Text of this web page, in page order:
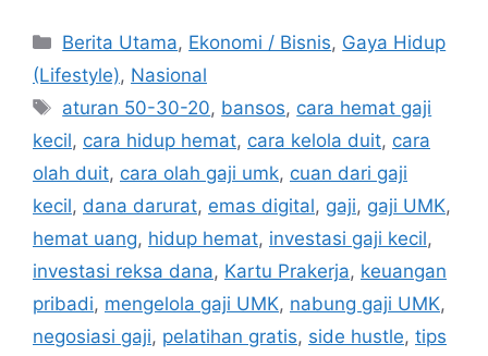
C
e
g
o
r
s
Berita Utama, Ekonomi / Bisnis, Gaya Hidup
(Lifestyle), Nasional
T
a
s
aturan 50-30-20, bansos, cara hemat gaji
kecil, cara hidup hemat, cara kelola duit, cara
olah duit, cara olah gaji umk, cuan dari gaji
kecil, dana darurat, emas digital, gaji, gaji UMK,
hemat uang, hidup hemat, investasi gaji kecil,
investasi reksa dana, Kartu Prakerja, keuangan
pribadi, mengelola gaji UMK, nabung gaji UMK,
negosiasi gaji, pelatihan gratis, side hustle, tips